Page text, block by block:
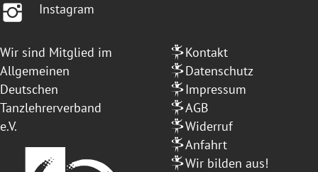
Instagram
Wir sind Mitglied im
Allgemeinen
Deutschen
Tanzlehrerverband
e.V.
Kontakt
Datenschutz
Impressum
AGB
Widerruf
Anfahrt
Wir bilden aus!